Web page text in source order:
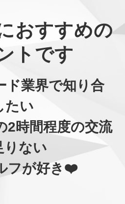
おすすめの
トです
ド業界で知り合
たい
2時間程度の交流
りない
フが好き❤️